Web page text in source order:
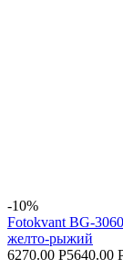
-10%
Fotokvant BG-
желто-рыжий
6270.00 Р5640.00